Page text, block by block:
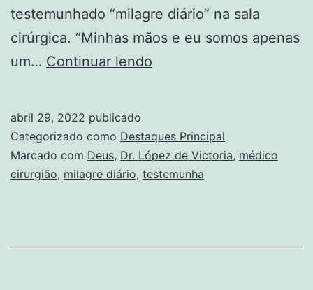
testemunhado “milagre diário” na sala
cirúrgica. “Minhas mãos e eu somos apenas
um… Continuar lendo
que
testemunha
‘milagre
sala
abril 29, 2022 publicado
Categorizado como Destaques Principal
Marcado com Deus, Dr. López de Victoria, médico
cirurgião, milagre diário, testemunha